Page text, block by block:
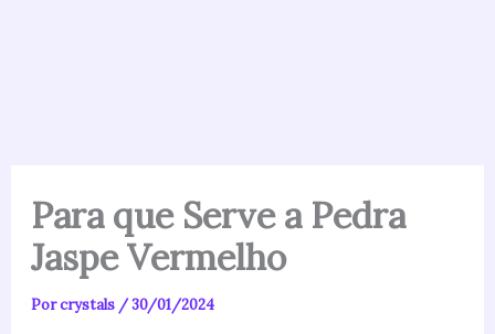
Para que Serve a Pedra
Jaspe Vermelho
Porcrystals /30/01/2024